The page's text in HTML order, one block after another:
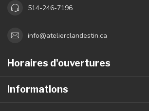
514-246-7196
info@atelierclandestin.ca
Horaires d'ouvertures
Informations